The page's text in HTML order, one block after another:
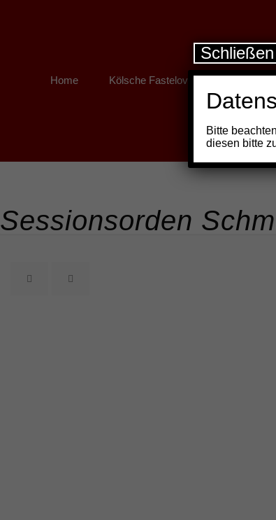
Home Kölsche Fastelovend
Sessionsorden
Bitte
diesen bitte